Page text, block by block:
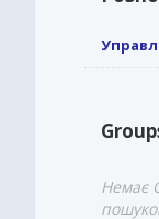
Немає